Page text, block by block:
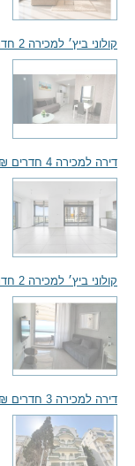
קולוני ביץ׳ למכירה 2 חדרים 1,450,000₪
דירה למכירה 4 חדרים 3,600,000₪
קולוני ביץ׳ למכירה 2 חדרים 2,550,000₪
דירה למכירה 3 חדרים 5,500,000₪